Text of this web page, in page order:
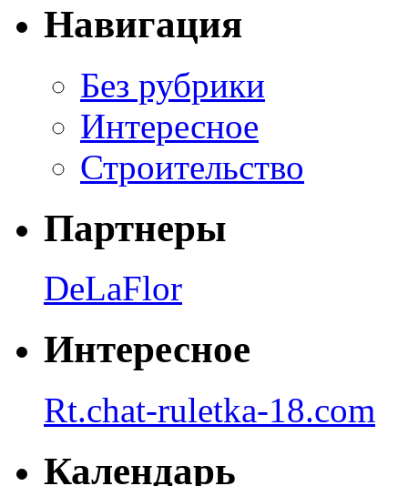
Навигация
Без рубрики
Интересное
Строительство
Партнеры
DeLaFlor
Интересное
Rt.chat-ruletka-18.com
Календарь